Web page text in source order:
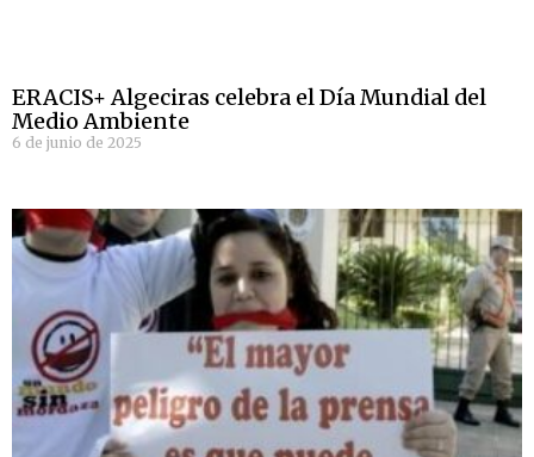
ERACIS+ Algeciras celebra el Día Mundial del
Medio Ambiente
6 de junio de 2025